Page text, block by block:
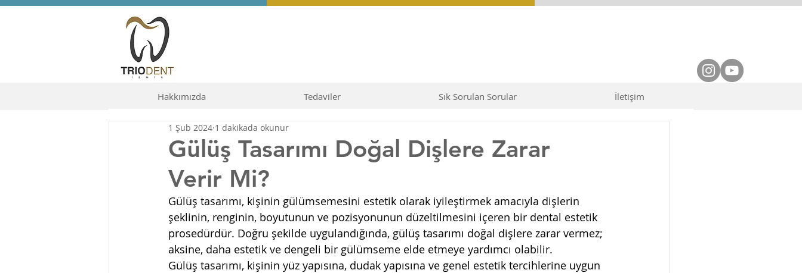
Hakkımızda Tedaviler Sık Sorulan Sorular İletişim
Gülüş Tasarımı Doğal Dişlere Zarar
Verir Mi?
1 Şub 2024 1 dakikada okunur
Gülüş tasarımı, kişinin gülümsemesini estetik olarak iyileştirmek amacıyla dişlerin
şeklinin, renginin, boyutunun ve pozisyonunun düzeltilmesini içeren bir dental estetik
prosedürdür. Doğru şekilde uygulandığında, gülüş tasarımı doğal dişlere zarar vermez;
aksine, daha estetik ve dengeli bir gülümseme elde etmeye yardımcı olabilir.
Gülüş tasarımı, kişinin yüz yapısına, dudak yapısına ve genel estetik tercihlerine uygun